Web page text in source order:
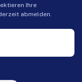
Ihre
abmelden.